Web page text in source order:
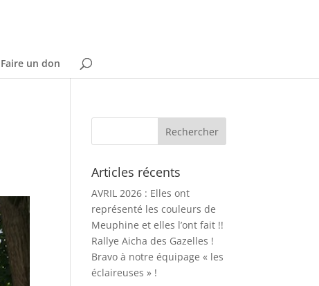
Faire un don
Articles récents
AVRIL 2026 : Elles ont
représenté les couleurs de
Meuphine et elles l’ont fait !!
Rallye Aicha des Gazelles !
Bravo à notre équipage « les
éclaireuses » !